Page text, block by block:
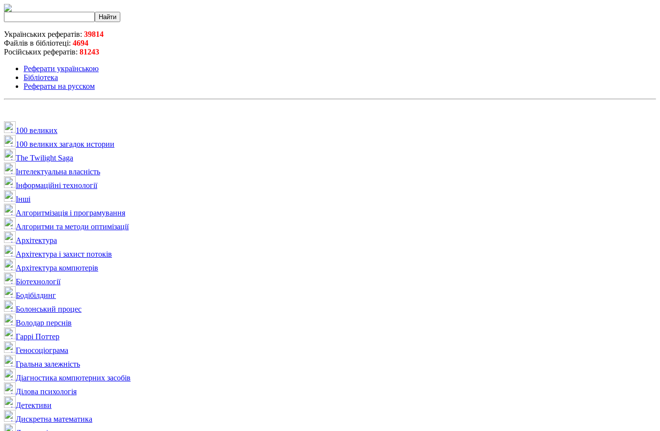
Українських рефератів: 39814
Файлів в бібліотеці: 4694
Російських рефератів: 81243
Реферати українською
Бібліотека
Рефераты на русском
100 великих
100 великих загадок истории
The Twilight Saga
Інтелектуальна влaсність
Інформаційні технології
Інші
Алгоритмізація і програмування
Алгоритми та методи оптимізації
Архітектура
Архітектура і захист потоків
Архітектура компютерів
Біотехнології
Бодібілдинг
Болонський процес
Володар перснів
Гаррі Поттер
Геносоціограма
Гральна залежність
Діагностика компютерних засобів
Ділова психологія
Детективи
Дискретна математика